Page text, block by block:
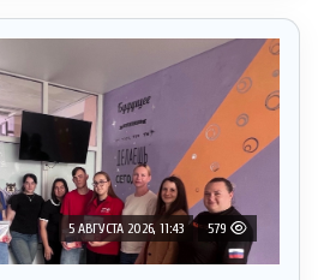
5 АВГУСТА 2026, 11:43 579